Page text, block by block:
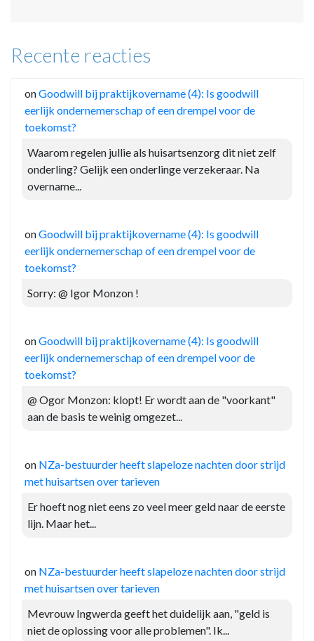
Recente reacties
onGoodwill bij praktijkovername (4): Is goodwill
eerlijk ondernemerschap of een drempel voor de
toekomst?
Waarom regelen jullie als huisartsenzorg dit niet zelf
onderling? Gelijk een onderlinge verzekeraar. Na
overname...
onGoodwill bij praktijkovername (4): Is goodwill
eerlijk ondernemerschap of een drempel voor de
toekomst?
Sorry: @ Igor Monzon !
onGoodwill bij praktijkovername (4): Is goodwill
eerlijk ondernemerschap of een drempel voor de
toekomst?
@ Ogor Monzon: klopt! Er wordt aan de "voorkant"
aan de basis te weinig omgezet...
on NZa-bestuurder heeft slapeloze nachten door strijd
met huisartsen over tarieven
Er hoeft nog niet eens zo veel meer geld naar de eerste
lijn. Maar het...
on NZa-bestuurder heeft slapeloze nachten door strijd
met huisartsen over tarieven
Mevrouw Ingwerda geeft het duidelijk aan, "geld is
niet de oplossing voor alle problemen". Ik...